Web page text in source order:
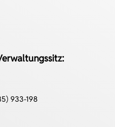
933-198